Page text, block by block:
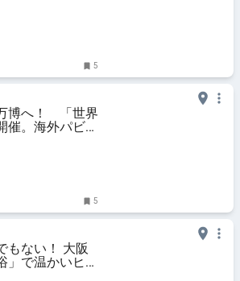
5
博へ！ 「世界
催。海外パビリ
5
もない！ 大阪
」で温かいヒノ